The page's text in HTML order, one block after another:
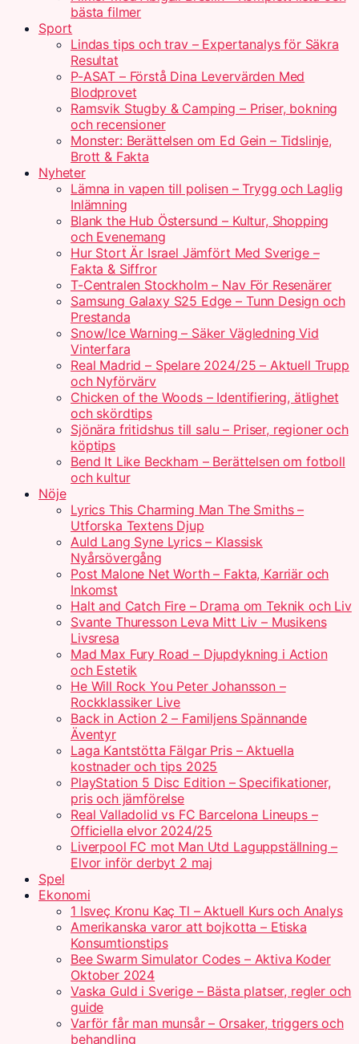
bästa filmer
Sport
Lindas tips och trav – Expertanalys för Säkra
Resultat
P-ASAT – Förstå Dina Levervärden Med
Blodprovet
Ramsvik Stugby & Camping – Priser, bokning
och recensioner
Monster: Berättelsen om Ed Gein – Tidslinje,
Brott & Fakta
Nyheter
Lämna in vapen till polisen – Trygg och Laglig
Inlämning
Blank the Hub Östersund – Kultur, Shopping
och Evenemang
Hur Stort Är Israel Jämfört Med Sverige –
Fakta & Siffror
T-Centralen Stockholm – Nav För Resenärer
Samsung Galaxy S25 Edge – Tunn Design och
Prestanda
Snow/Ice Warning – Säker Vägledning Vid
Vinterfara
Real Madrid – Spelare 2024/25 – Aktuell Trupp
och Nyförvärv
Chicken of the Woods – Identifiering, ätlighet
och skördtips
Sjönära fritidshus till salu – Priser, regioner och
köptips
Bend It Like Beckham – Berättelsen om fotboll
och kultur
Nöje
Lyrics This Charming Man The Smiths –
Utforska Textens Djup
Auld Lang Syne Lyrics – Klassisk
Nyårsövergång
Post Malone Net Worth – Fakta, Karriär och
Inkomst
Halt and Catch Fire – Drama om Teknik och Liv
Svante Thuresson Leva Mitt Liv – Musikens
Livsresa
Mad Max Fury Road – Djupdykning i Action
och Estetik
He Will Rock You Peter Johansson –
Rockklassiker Live
Back in Action 2 – Familjens Spännande
Äventyr
Laga Kantstötta Fälgar Pris – Aktuella
kostnader och tips 2025
PlayStation 5 Disc Edition – Specifikationer,
pris och jämförelse
Real Valladolid vs FC Barcelona Lineups –
Officiella elvor 2024/25
Liverpool FC mot Man Utd Laguppställning –
Elvor inför derbyt 2 maj
Spel
Ekonomi
1 Isveç Kronu Kaç Tl – Aktuell Kurs och Analys
Amerikanska varor att bojkotta – Etiska
Konsumtionstips
Bee Swarm Simulator Codes – Aktiva Koder
Oktober 2024
Vaska Guld i Sverige – Bästa platser, regler och
guide
Varför får man munsår – Orsaker, triggers och
behandling